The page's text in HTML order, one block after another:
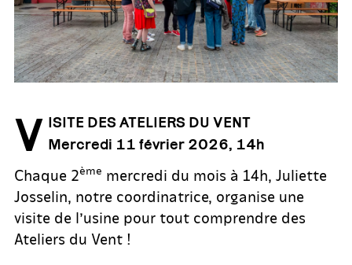
V ISITE DES ATELIERS DU VENT
Mercredi 11 février 2026, 14h
Chaque 2ème mercredi du mois à 14h, Juliette
Josselin, notre coordinatrice, organise une
visite de l’usine pour tout comprendre des
Ateliers du Vent !